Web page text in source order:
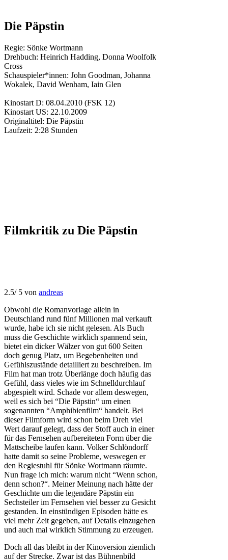
Die Päpstin
Regie: Sönke Wortmann
Drehbuch: Heinrich Hadding, Donna Woolfolk
Cross
Schauspieler*innen: John Goodman, Johanna
Wokalek, David Wenham, Iain Glen
Kinostart D: 08.04.2010 (FSK 12)
Kinostart US: 22.10.2009
Originaltitel: Die Päpstin
Laufzeit: 2:28 Stunden
Filmkritik zu Die Päpstin
2.5/ 5 von andreas
Obwohl die Romanvorlage allein in
Deutschland rund fünf Millionen mal verkauft
wurde, habe ich sie nicht gelesen. Als Buch
muss die Geschichte wirklich spannend sein,
bietet ein dicker Wälzer von gut 600 Seiten
doch genug Platz, um Begebenheiten und
Gefühlszustände detailliert zu beschreiben. Im
Film hat man trotz Überlänge doch häufig das
Gefühl, dass vieles wie im Schnelldurchlauf
abgespielt wird. Schade vor allem deswegen,
weil es sich bei “Die Päpstin“ um einen
sogenannten “Amphibienfilm“ handelt. Bei
dieser Filmform wird schon beim Dreh viel
Wert darauf gelegt, dass der Stoff auch in einer
für das Fernsehen aufbereiteten Form über die
Mattscheibe laufen kann. Volker Schlöndorff
hatte damit so seine Probleme, weswegen er
den Regiestuhl für Sönke Wortmann räumte.
Nun frage ich mich: warum nicht “Wenn schon,
denn schon?“. Meiner Meinung nach hätte der
Geschichte um die legendäre Päpstin ein
Sechsteiler im Fernsehen viel besser zu Gesicht
gestanden. In einstündigen Episoden hätte es
viel mehr Zeit gegeben, auf Details einzugehen
und auch mal wirklich Stimmung zu erzeugen.
Doch all das bleibt in der Kinoversion ziemlich
auf der Strecke. Zwar ist das Bühnenbild